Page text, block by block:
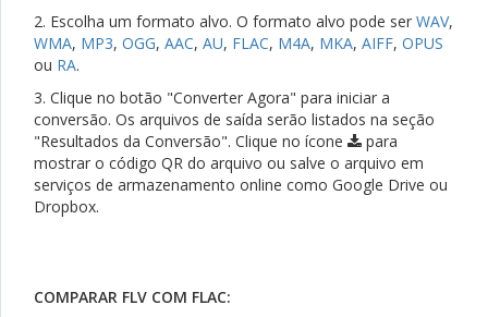
2. Escolha um formato alvo. O formato alvo pode ser WAV,
WMA, MP3, OGG, AAC, AU, FLAC, M4A, MKA, AIFF, OPUS
ou RA.
3. Clique no botão "Converter Agora" para iniciar a
conversão. Os arquivos de saída serão listados na seção
"Resultados da Conversão". Clique no ícone
para
mostrar o código QR do arquivo ou salve o arquivo em
serviços de armazenamento online como Google Drive ou
Dropbox.
COMPARAR FLV COM FLAC: